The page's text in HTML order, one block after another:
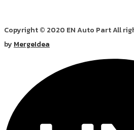
Copyright © 2020 EN Auto Part All
by MergeIdea